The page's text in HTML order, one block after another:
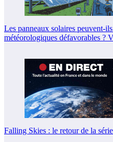
Les panneaux solaires peuvent-
météorologiques défavorables ?
Falling Skies : le retour de la